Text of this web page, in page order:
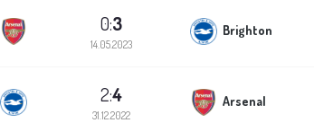
0:3
14.05.2023
Brighton
2:4
31.12.2022
Arsenal